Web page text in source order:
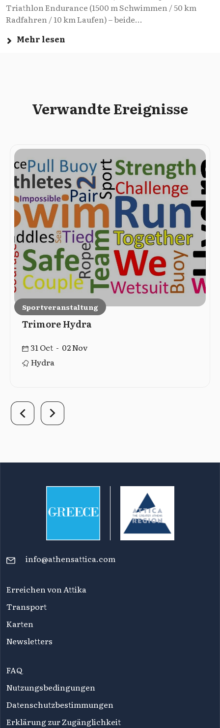
Triathlon Endurance (1500 m Schwimmen / 50 km
Radfahren / 10 km Laufen) – beide...
Mehr lesen
Verwandte Ereignisse
Sportveranstaltung
Trimore Hydra
31 Oct - 02 Nov
Hydra
info@athensattica.com
Erreichen von Attika
Transport
Karten
Newsletters
FAQ
Nutzungsbedingungen
Datenschutzbestimmungen
Erklärung zur Zugänglichkeit